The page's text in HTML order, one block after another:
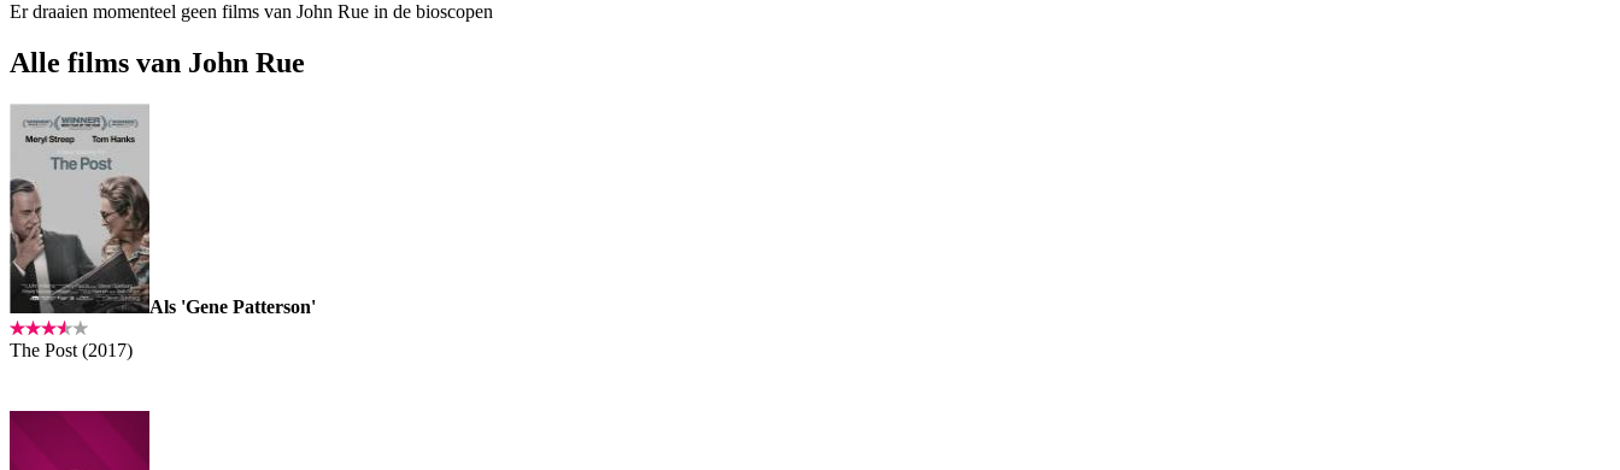
Er draaien momenteel geen films van John Rue in de bioscopen
Alle films van John Rue
Als 'Gene Patterson'
The Post (2017)